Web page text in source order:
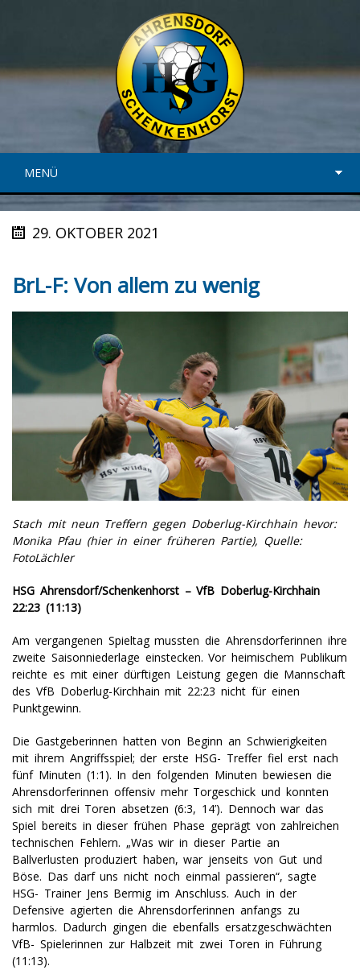
MENÜ
29. OKTOBER 2021
BrL-F: Von allem zu wenig
Stach mit neun Treffern gegen Doberlug-Kirchhain hevor:
Monika Pfau (hier in einer früheren Partie), Quelle:
FotoLächler
HSG Ahrensdorf/Schenkenhorst – VfB Doberlug-Kirchhain
22:23 (11:13)
Am vergangenen Spieltag mussten die Ahrensdorferinnen ihre
zweite Saisonniederlage einstecken. Vor heimischem Publikum
reichte es mit einer dürftigen Leistung gegen die Mannschaft
des VfB Doberlug-Kirchhain mit 22:23 nicht für einen
Punktgewinn.
Die Gastgeberinnen hatten von Beginn an Schwierigkeiten
mit ihrem Angriffsspiel; der erste HSG- Treffer fiel erst nach
fünf Minuten (1:1). In den folgenden Minuten bewiesen die
Ahrensdorferinnen offensiv mehr Torgeschick und konnten
sich mit drei Toren absetzen (6:3, 14’). Dennoch war das
Spiel bereits in dieser frühen Phase geprägt von zahlreichen
technischen Fehlern. „Was wir in dieser Partie an
Ballverlusten produziert haben, war jenseits von Gut und
Böse. Das darf uns nicht noch einmal passieren“, sagte
HSG- Trainer Jens Bermig im Anschluss. Auch in der
Defensive agierten die Ahrensdorferinnen anfangs zu
harmlos. Dadurch gingen die ebenfalls ersatzgeschwächten
VfB- Spielerinnen zur Halbzeit mit zwei Toren in Führung
(11:13).